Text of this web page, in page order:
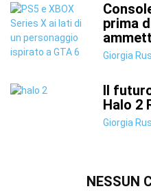
prima
Giorgia
Il
Halo 2
Giorgia
NESSUN